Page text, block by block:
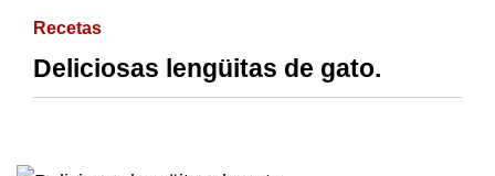
Recetas
Deliciosas lengüitas de gato.